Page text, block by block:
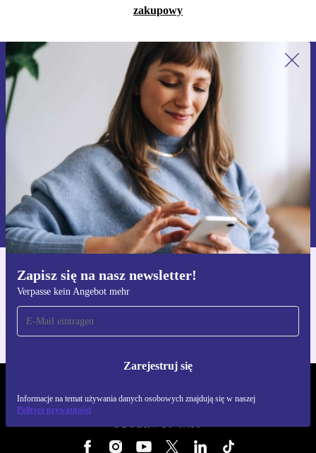
zakupowy
Zapisz się na nasz newsletter!
Verpasse kein Angebot mehr
Zarejestruj się
Informacje na temat używania danych osobowych znajdują się w naszej
Polityce prywatności
Zapisz się na nasz newsletter!
Nie przegap żadnej oferty.
Zarejestruj się
Informacje na temat używania danych osobowych znajdują się w
naszej
Polityce prywatności
Pobierz aplikację refurbed
Dla iOS i Android
OBSERWUJ NAS